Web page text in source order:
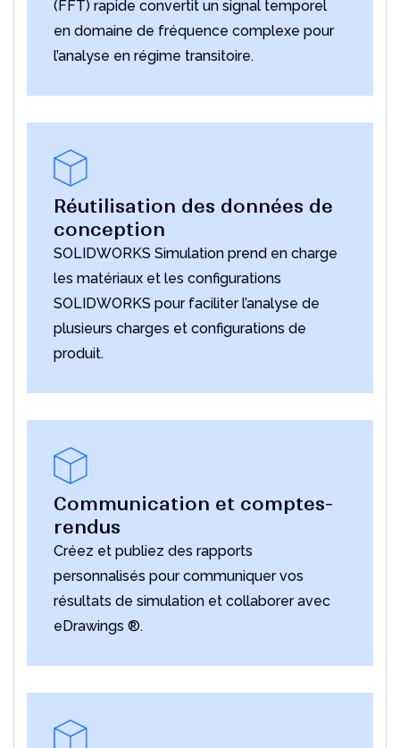
(FFT) rapide convertit un signal temporel
en domaine de fréquence complexe pour
l’analyse en régime transitoire.
Réutilisation des données de
conception
SOLIDWORKS Simulation prend en charge
les matériaux et les configurations
SOLIDWORKS pour faciliter l’analyse de
plusieurs charges et configurations de
produit.
Communication et comptes-
rendus
Créez et publiez des rapports
personnalisés pour communiquer vos
résultats de simulation et collaborer avec
eDrawings ®.